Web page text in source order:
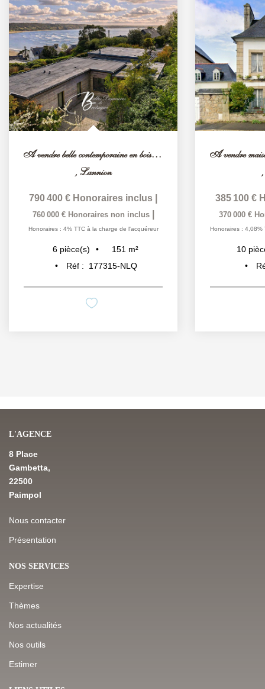
A vendre belle contemporaine en bois face à la baie Côtes...
, Lannion
790 400 € Honoraires inclus
760 000 € Honoraires non inclus
Honoraires : 4% TTC à la charge de l'acquéreur
6 pièce(s) 151 m²
Réf :
177315-NLQ
385 100 €
370 000 €
Honoraires : 4,08%
10
L'AGENCE
8 Place
Gambetta,
22500
Paimpol
Nous contacter
Présentation
NOS SERVICES
Expertise
Thèmes
Nos actualités
Nos outils
Estimer